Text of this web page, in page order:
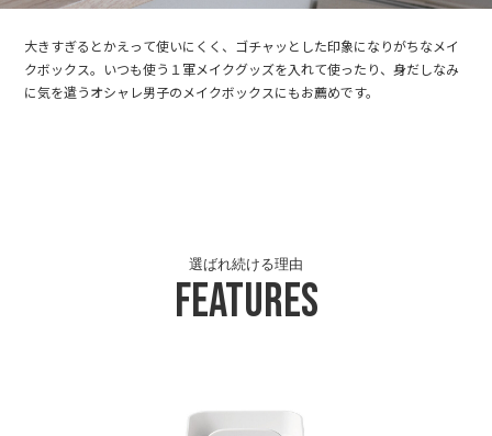
大きすぎるとかえって使いにくく、ゴチャッとした印象になりがちなメイ
クボックス。いつも使う１軍メイクグッズを入れて使ったり、身だしなみ
に気を遣うオシャレ男子のメイクボックスにもお薦めです。
Features
選ばれ続ける理由